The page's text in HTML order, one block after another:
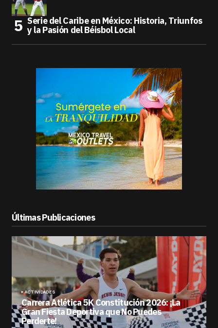
Serie del Caribe en México: Historia, Triunfos
y la Pasión del Béisbol Local
Últimas Publicaciones
ACTIVIDADES
Carrera Atlética 5K Constitución 2026: ¡La
Gran Fiesta Deportiva que No Puedes
Perderte!